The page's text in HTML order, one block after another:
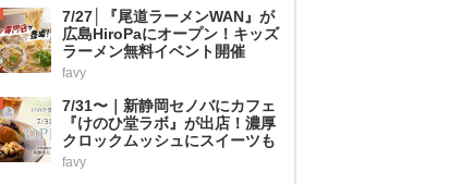
7/27│『尾道ラーメンWAN』が
広島HiroPaにオープン！キッズ
ラーメン無料イベント開催
favy
7/31〜｜新静岡セノバにカフェ
『けのひ堂ラボ』が出店！濃厚
クロックムッシュにスイーツも
favy